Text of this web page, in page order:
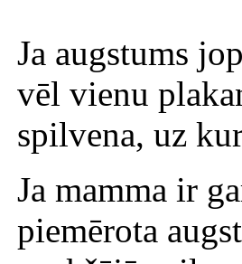
Ja augstums
vēl vienu
spilvena, uz
Ja mamma ir
piemērota